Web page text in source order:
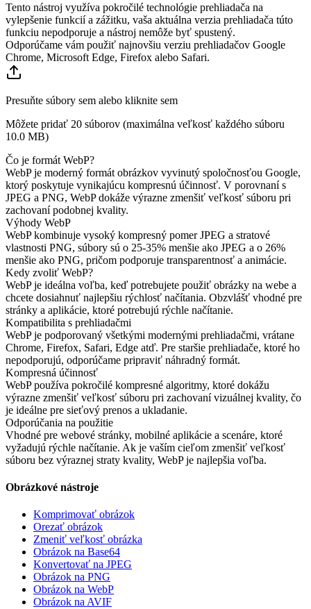
Tento nástroj využíva pokročilé technológie prehliadača na
vylepšenie funkcií a zážitku, vaša aktuálna verzia prehliadača túto
funkciu nepodporuje a nástroj nemôže byť spustený.
Odporúčame vám použiť najnovšiu verziu prehliadačov Google
Chrome, Microsoft Edge, Firefox alebo Safari.
Presuňte súbory sem alebo kliknite sem
Môžete pridať 20 súborov (maximálna veľkosť každého súboru
10.0 MB)
Čo je formát WebP?
WebP je moderný formát obrázkov vyvinutý spoločnosťou Google,
ktorý poskytuje vynikajúcu kompresnú účinnosť. V porovnaní s
JPEG a PNG, WebP dokáže výrazne zmenšiť veľkosť súboru pri
zachovaní podobnej kvality.
Výhody WebP
WebP kombinuje vysoký kompresný pomer JPEG a stratové
vlastnosti PNG, súbory sú o 25-35% menšie ako JPEG a o 26%
menšie ako PNG, pričom podporuje transparentnosť a animácie.
Kedy zvoliť WebP?
WebP je ideálna voľba, keď potrebujete použiť obrázky na webe a
chcete dosiahnuť najlepšiu rýchlosť načítania. Obzvlášť vhodné pre
stránky a aplikácie, ktoré potrebujú rýchle načítanie.
Kompatibilita s prehliadačmi
WebP je podporovaný všetkými modernými prehliadačmi, vrátane
Chrome, Firefox, Safari, Edge atď. Pre staršie prehliadače, ktoré ho
nepodporujú, odporúčame pripraviť náhradný formát.
Kompresná účinnosť
WebP používa pokročilé kompresné algoritmy, ktoré dokážu
výrazne zmenšiť veľkosť súboru pri zachovaní vizuálnej kvality, čo
je ideálne pre sieťový prenos a ukladanie.
Odporúčania na použitie
Vhodné pre webové stránky, mobilné aplikácie a scenáre, ktoré
vyžadujú rýchle načítanie. Ak je vaším cieľom zmenšiť veľkosť
súboru bez výraznej straty kvality, WebP je najlepšia voľba.
Obrázkové nástroje
Komprimovať obrázok
Orezať obrázok
Zmeniť veľkosť obrázka
Obrázok na Base64
Konvertovať na JPEG
Obrázok na PNG
Obrázok na WebP
Obrázok na AVIF